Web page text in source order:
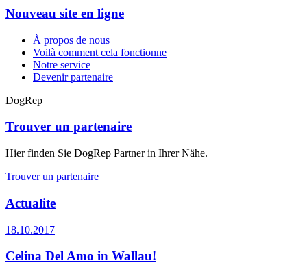
Nouveau site en ligne
À propos de nous
Voilà comment cela fonctionne
Notre service
Devenir partenaire
DogRep
Trouver un partenaire
Hier finden Sie DogRep Partner in Ihrer Nähe.
Trouver un partenaire
Actualite
18.10.2017
Celina Del Amo in Wallau!